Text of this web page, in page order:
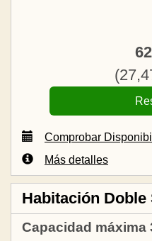
62
(27
Comprobar
Más detalles
Habitación
Capacidad máxima